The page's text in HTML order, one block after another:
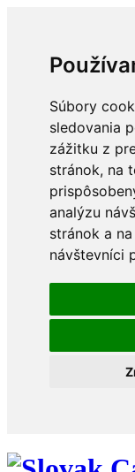
Súbory
sledovania
zážitku z
stránok, na
analýzu
stránok a
návštevníci